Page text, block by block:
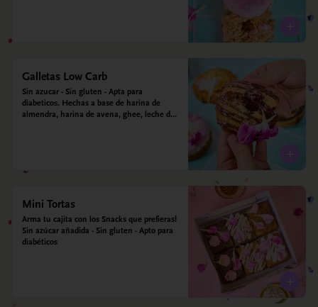
Galletas Low Carb
Sin azucar - Sin gluten - Apta para
diabeticos. Hechas a base de harina de
almendra, harina de avena, ghee, leche de
Mini Tortas
Arma tu cajita con los Snacks que prefieras!
Sin azúcar añadida - Sin gluten - Apto para
diabéticos